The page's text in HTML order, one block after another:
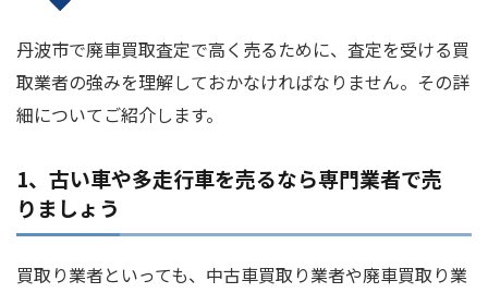
丹波市で廃車買取査定で高く売るために、査定を受ける買
取業者の強みを理解しておかなければなりません。その詳
細についてご紹介します。
1、古い車や多走行車を売るなら専門業者で売
りましょう
買取り業者といっても、中古車買取り業者や廃車買取り業